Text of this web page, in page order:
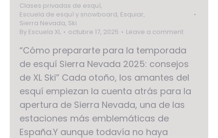
Clases privadas de esquí,
Escuela de esquí y snowboard, Esquiar,
Sierra Nevada, Ski
By Escuela XL octubre 17, 2025 Leave a comment
“Cómo prepararte para la temporada
de esquí Sierra Nevada 2025: consejos
de XL Ski” Cada otoño, los amantes del
esquí empiezan la cuenta atrás para la
apertura de Sierra Nevada, una de las
estaciones más emblemáticas de
España.Y aunque todavía no haya